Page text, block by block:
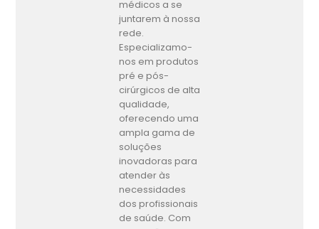
médicos a se
juntarem à nossa
rede.
Especializamo-
nos em produtos
pré e pós-
cirúrgicos de alta
qualidade,
oferecendo uma
ampla gama de
soluções
inovadoras para
atender às
necessidades
dos profissionais
de saúde. Com